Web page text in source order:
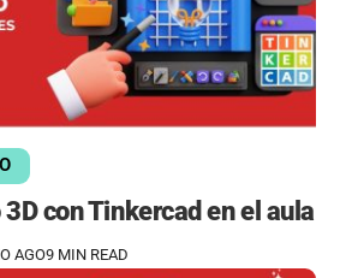
con Tinkercad en el aula
AGO9 MIN READ